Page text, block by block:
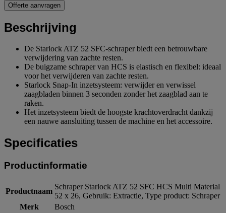
Offerte aanvragen
Beschrijving
De Starlock ATZ 52 SFC-schraper biedt een betrouwbare
verwijdering van zachte resten.
De buigzame schraper van HCS is elastisch en flexibel: ideaal
voor het verwijderen van zachte resten.
Starlock Snap-In inzetsysteem: verwijder en verwissel
zaagbladen binnen 3 seconden zonder het zaagblad aan te
raken.
Het inzetsysteem biedt de hoogste krachtoverdracht dankzij
een nauwe aansluiting tussen de machine en het accessoire.
Specificaties
Productinformatie
Productnaam
Schraper Starlock ATZ 52 SFC HCS Multi Material
52 x 26, Gebruik: Extractie, Type product: Schraper
Merk
Bosch